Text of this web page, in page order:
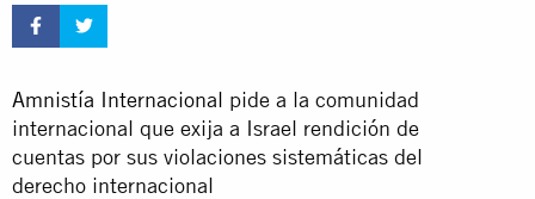
Amnistía Internacional pide a la comunidad
internacional que exija a Israel rendición de
cuentas por sus violaciones sistemáticas del
derecho internacional